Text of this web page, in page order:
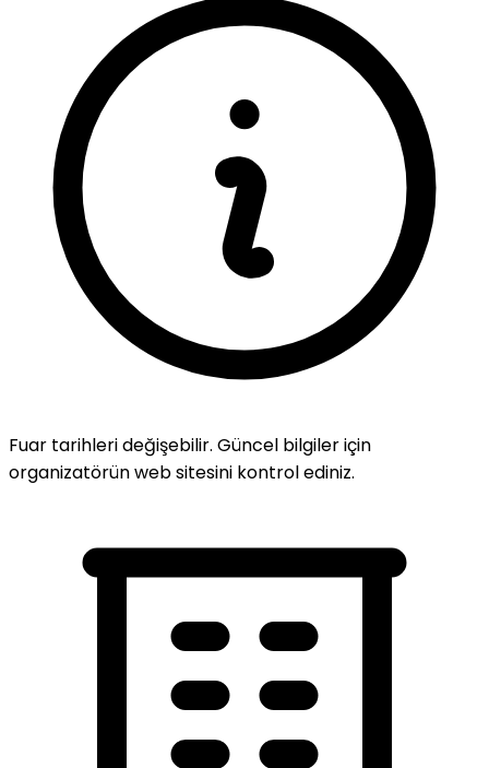
Fuar tarihleri değişebilir. Güncel bilgiler için
organizatörün web sitesini kontrol ediniz.